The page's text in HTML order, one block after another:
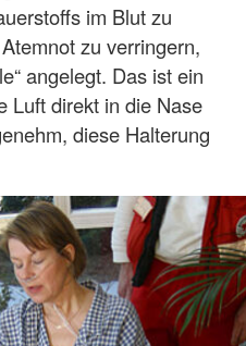
im Blut zu
zu verringern,
angelegt. Das ist ein
Luft direkt in die Nase
diese Halterung